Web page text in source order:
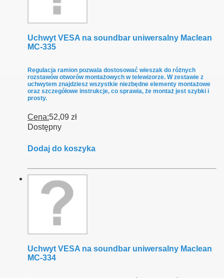
Uchwyt VESA na soundbar uniwersalny Maclean
MC-335
Regulacja ramion pozwala dostosować wieszak do różnych
rozstawów otworów montażowych w telewizorze. W zestawie z
uchwytem znajdziesz wszystkie niezbędne elementy montażowe
oraz szczegółowe instrukcje, co sprawia, że montaż jest szybki i
prosty.
Cena:52,09 zł
Dostępny
Dodaj do koszyka
Uchwyt VESA na soundbar uniwersalny Maclean
MC-334